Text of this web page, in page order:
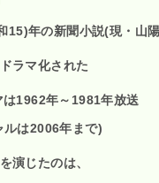
15)年の新聞小説(現・山
ラマ化された
は1962年～ 1981年放送
ルは2006年まで)
演じたのは、